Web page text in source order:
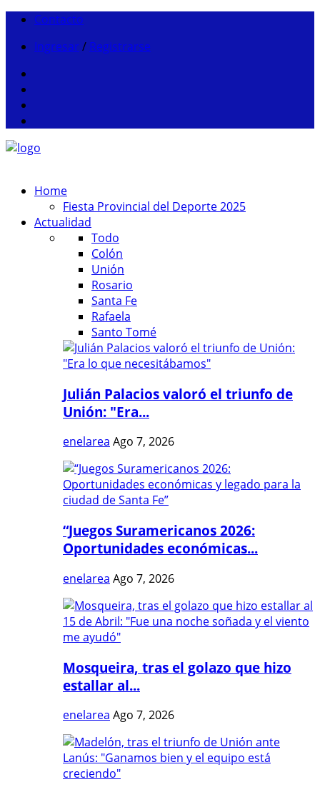
Contacto
Ingresar / Registrarse
Home
Fiesta Provincial del Deporte 2025
Actualidad
Todo
Colón
Unión
Rosario
Santa Fe
Rafaela
Santo Tomé
Julián Palacios valoró el triunfo de
Unión: "Era...
enelarea Ago 7, 2026
“Juegos Suramericanos 2026:
Oportunidades económicas...
enelarea Ago 7, 2026
Mosqueira, tras el golazo que hizo
estallar al...
enelarea Ago 7, 2026